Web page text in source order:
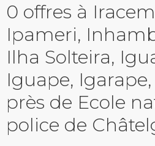
0 offres à
Ipameri,
Ilha Solteira,
Iguape,
près de Ecole
police de